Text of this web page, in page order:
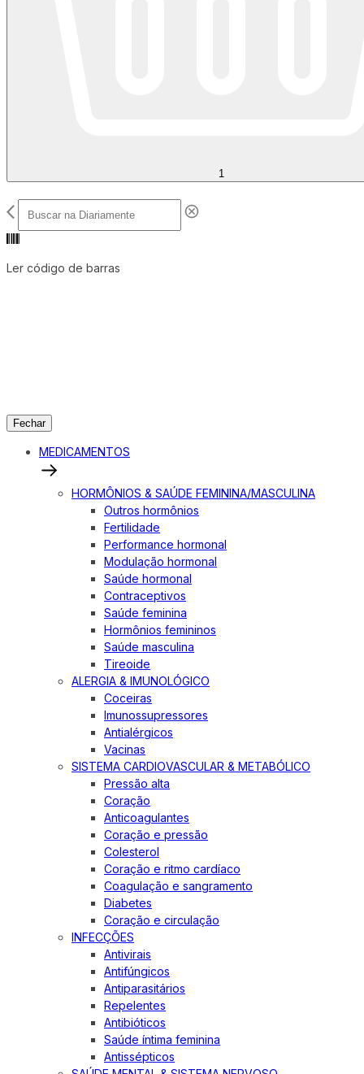
1
Ler código de barras
Fechar
MEDICAMENTOS
HORMÔNIOS & SAÚDE FEMININA/MASCULINA
Outros hormônios
Fertilidade
Performance hormonal
Modulação hormonal
Saúde hormonal
Contraceptivos
Saúde feminina
Hormônios femininos
Saúde masculina
Tireoide
ALERGIA & IMUNOLÓGICO
Coceiras
Imunossupressores
Antialérgicos
Vacinas
SISTEMA CARDIOVASCULAR & METABÓLICO
Pressão alta
Coração
Anticoagulantes
Coração e pressão
Colesterol
Coração e ritmo cardíaco
Coagulação e sangramento
Diabetes
Coração e circulação
INFECÇÕES
Antivirais
Antifúngicos
Antiparasitários
Repelentes
Antibióticos
Saúde íntima feminina
Antissépticos